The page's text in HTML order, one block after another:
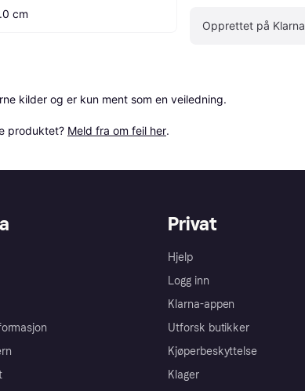
cm
Opprettet på Klarna
kilder og er kun ment som en veiledning.
produktet? Meld fra om feil her.
Privat
Hjelp
Logg inn
Klarna-appen
Utforsk butikker
Kjøperbeskyttelse
Klager